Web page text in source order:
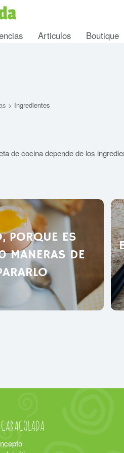
Articulos Boutique
> Ingredientes
de cocina depende de los
PORQUE ES
MANERAS DE